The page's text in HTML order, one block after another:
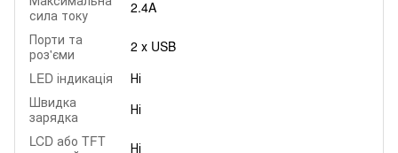
сила току
2.4A
Порти та
роз'єми
2 х USB
LED індикація
Ні
Швидка
зарядка
Ні
LCD або TFT
Ні